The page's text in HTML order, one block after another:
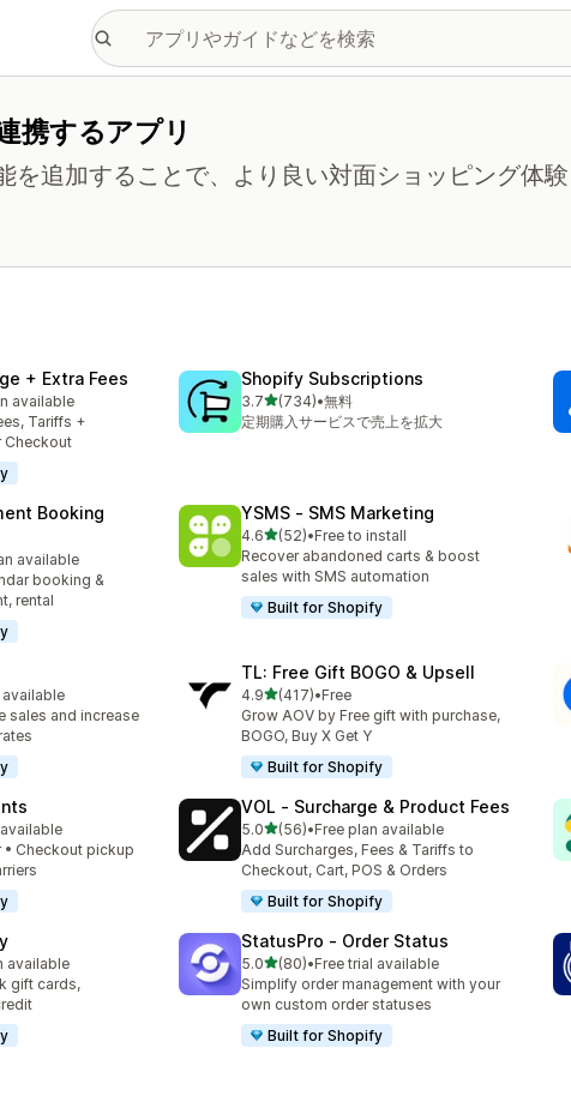
携するアプリ
を追加することで、より良い対面ショッピング体
+ Extra Fees
件available
Tariffs +
Checkout
Shopify Subscriptions
3.75つ星中
(734)
合計レビュー数：734件
•無料
定期購入サービスで売上を拡大
Booking
件available
booking &
rental
YSMS ‑ SMS Marketing
4.65つ星中
(52)
合計レビュー数：52件
•Free to install
Recover abandoned carts & boost
sales with SMS automation
Built for Shopify
available
sales and increase
TL: Free Gift BOGO & Upsell
4.95つ星中
(417)
合計レビュー数：417件
•Free
Grow AOV by Free gift with purchase,
BOGO, Buy X Get Y
Built for Shopify
• Checkout pickup
VOL ‑ Surcharge & Product Fees
5.05つ星中
(56)
合計レビュー数：56件
•Free plan available
Add Surcharges, Fees & Tariffs to
Checkout, Cart, POS & Orders
Built for Shopify
available
gift cards,
StatusPro ‑ Order Status
5.05つ星中
(80)
合計レビュー数：80件
•Free trial available
Simplify order management with your
own custom order statuses
Built for Shopify